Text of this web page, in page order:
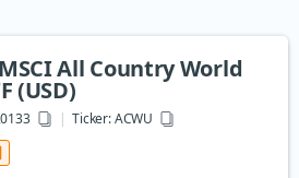
All Country World
(USD)
Ticker:ACWU